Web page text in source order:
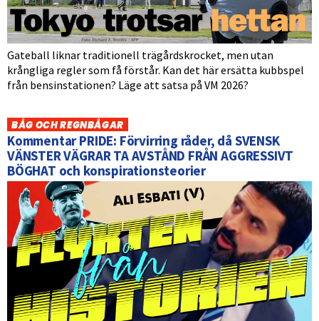
Gateball liknar traditionell trägårdskrocket, men utan
krångliga regler som få förstår. Kan det här ersätta kubbspel
från bensinstationen? Läge att satsa på VM 2026?
BÅG OCH REGNBÅGAR
Kommentar PRIDE: Förvirring råder, då SVENSK
VÄNSTER VÄGRAR TA AVSTÅND FRÅN AGGRESSIVT
BÖGHAT och konspirationsteorier